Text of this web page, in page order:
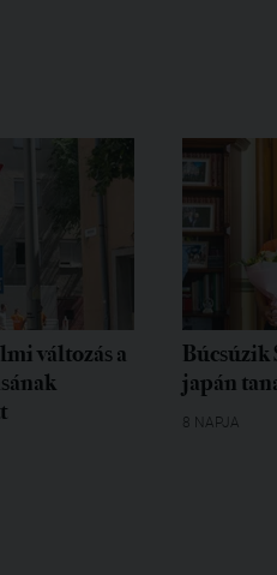
változás a
Búcsúzik
japán
8 NAPJA